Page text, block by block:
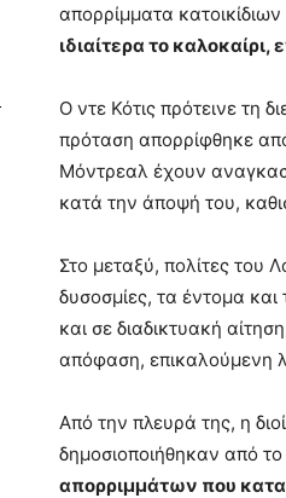
απορρίμματα
ιδιαίτερα το
Ο ντε Κότις πρότεινε τη
πρόταση απορρίφθηκε
Μόντρεαλ έχουν
κατά την άποψή του,
Στο μεταξύ, πολίτες του
δυσοσμίες, τα έντομα και
και σε διαδικτυακή
απόφαση, επικαλούμενη
Από την πλευρά της, η
δημοσιοποιήθηκαν από
απορριμμάτων που